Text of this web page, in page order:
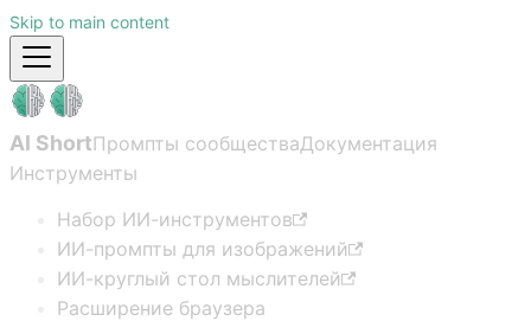
Skip to main content
AI ShortПромпты сообществаДокументация
Инструменты
Набор ИИ-инструментов
ИИ-промпты для изображений
ИИ-круглый стол мыслителей
Расширение браузера